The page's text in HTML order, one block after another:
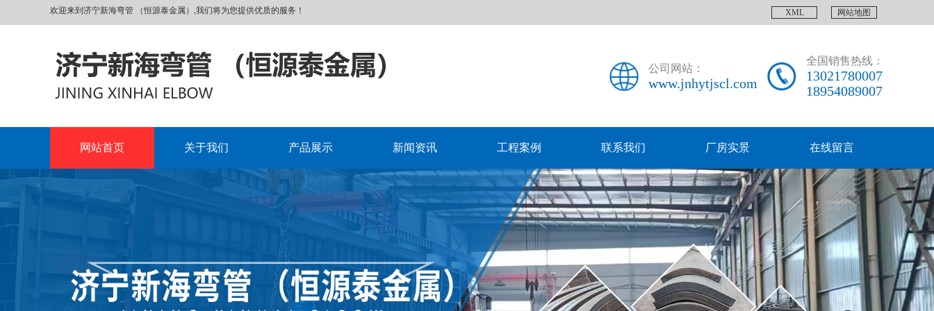
欢迎来到济宁新海弯管 （恒源泰金属）,我们将为您提供优质的服务！ 网站地图
XML
公司网站：
www.jnhytjscl.com
全国销售热线：
13021780007
18954089007
网站首页 关于我们 产品展示 新闻资讯 工程案例 联系我们 厂房实景 在线留言